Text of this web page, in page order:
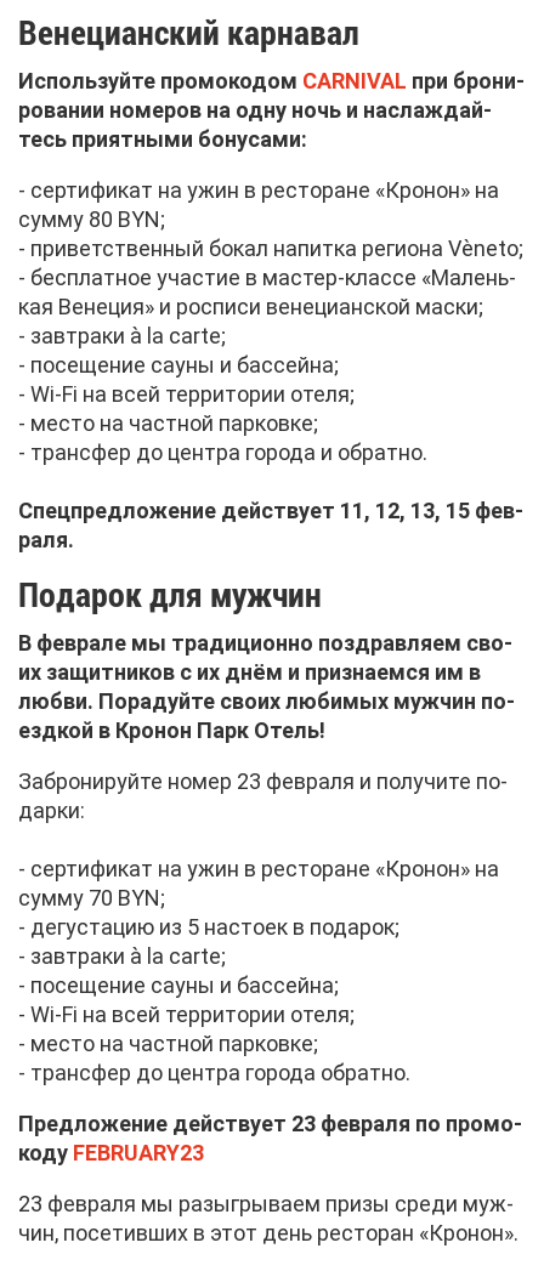
Ве­не­ци­ан­ский кар­на­вал
Ис­поль­зуй­те про­мо­ко­дом CARNIVAL при бро­ни­
ро­ва­нии но­ме­ров на од­ну ночь и на­сла­ждай­
тесь при­ят­ны­ми бо­ну­са­ми:
- сер­ти­фи­кат на ужин в ре­сто­ране «Кро­нон» на
сум­му 80 BYN;
- при­вет­ствен­ный бо­кал на­пит­ка ре­ги­о­на Vèneto;
- бес­плат­ное уча­стие в ма­стер-клас­се «Ма­лень­
кая Ве­не­ция» и рос­пи­си ве­не­ци­ан­ской мас­ки;
- зав­тра­ки à la carte;
- по­се­ще­ние сау­ны и бас­сей­на;
- Wi-Fi на всей тер­ри­то­рии оте­ля;
- ме­сто на част­ной пар­ков­ке;
- транс­фер до цен­тра го­ро­да и об­рат­но.
Спец­пред­ло­же­ние дей­ству­ет 11, 12, 13, 15 фев­
ра­ля.
По­да­рок для муж­чин
В фев­ра­ле мы тра­ди­ци­он­но по­здрав­ля­ем сво­
их за­щит­ни­ков с их днём и при­зна­ем­ся им в
люб­ви. По­ра­дуй­те сво­их лю­би­мых муж­чин по­
езд­кой в Кро­нон Парк Отель!
За­бро­ни­руй­те но­мер 23 фев­ра­ля и по­лу­чи­те по­
дар­ки:
- сер­ти­фи­кат на ужин в ре­сто­ране «Кро­нон» на
сум­му 70 BYN;
- де­гу­ста­цию из 5 на­сто­ек в по­да­рок;
- зав­тра­ки à la carte;
- по­се­ще­ние сау­ны и бас­сей­на;
- Wi-Fi на всей тер­ри­то­рии оте­ля;
- ме­сто на част­ной пар­ков­ке;
- транс­фер до цен­тра го­ро­да об­рат­но.
Пред­ло­же­ние дей­ству­ет 23 фев­ра­ля по про­мо­
ко­ду FEBRUARY23
23 фев­ра­ля мы разыг­ры­ва­ем при­зы сре­ди муж­
чин, по­се­тив­ших в этот день ре­сто­ран «Кро­нон».